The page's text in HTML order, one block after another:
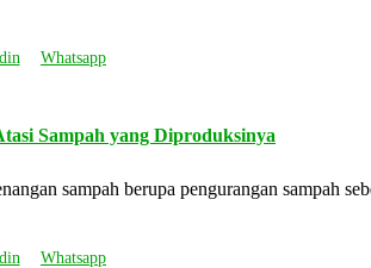
Whatsapp
Sampah yang Diproduksinya
sampah berupa pengurangan sampah
Whatsapp